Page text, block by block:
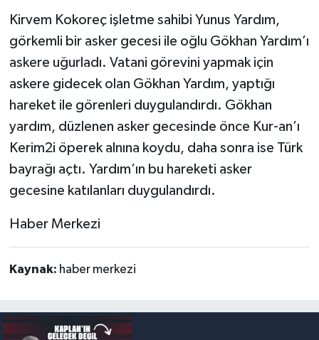
Kirvem Kokoreç işletme sahibi Yunus Yardım,
görkemli bir asker gecesi ile oğlu Gökhan Yardım’ı
askere uğurladı. Vatani görevini yapmak için
askere gidecek olan Gökhan Yardım, yaptığı
hareket ile görenleri duygulandırdı. Gökhan
yardım, düzlenen asker gecesinde önce Kur-an’ı
Kerim2i öperek alnına koydu, daha sonra ise Türk
bayrağı açtı. Yardım’ın bu hareketi asker
gecesine katılanları duygulandırdı.
Haber Merkezi
Kaynak: haber merkezi